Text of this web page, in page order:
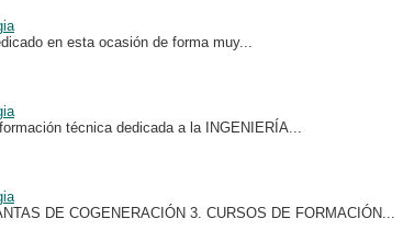
en esta ocasión de forma muy...
técnica dedicada a la INGENIERÍA...
DE COGENERACIÓN 3. CURSOS DE FORMACIÓN...